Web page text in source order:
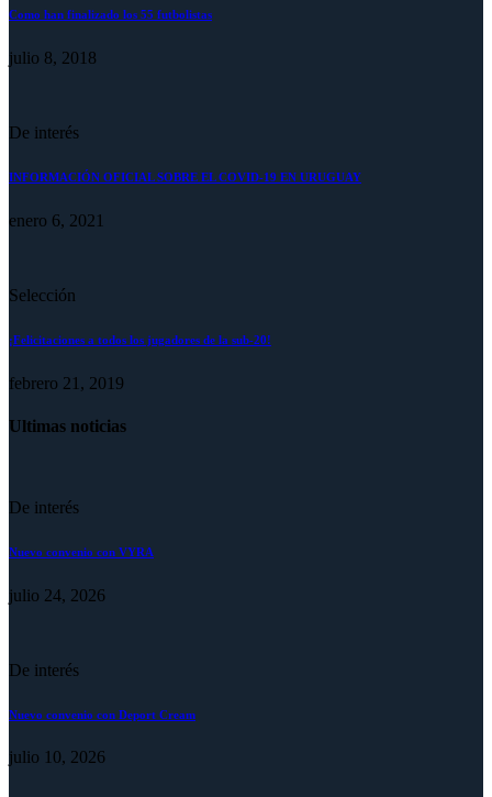
Como han finalizado los 55 futbolistas
julio 8, 2018
De interés
INFORMACIÓN OFICIAL SOBRE EL COVID-19 EN URUGUAY
enero 6, 2021
Selección
¡Felicitaciones a todos los jugadores de la sub-20!
febrero 21, 2019
Ultimas noticias
De interés
Nuevo convenio con VYRA
julio 24, 2026
De interés
Nuevo convenio con Deport Cream
julio 10, 2026